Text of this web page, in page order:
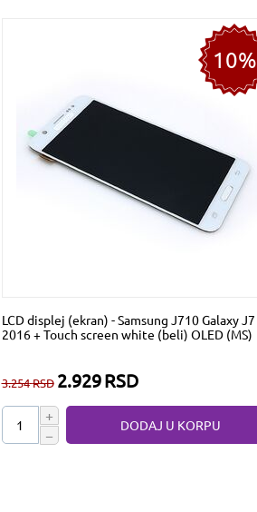
10%
LCD displej (ekran) - Samsung J710 Galaxy J7
2016 + Touch screen white (beli) OLED (MS)
3.254RSD 2.929RSD
+
−
DODAJ U KORPU